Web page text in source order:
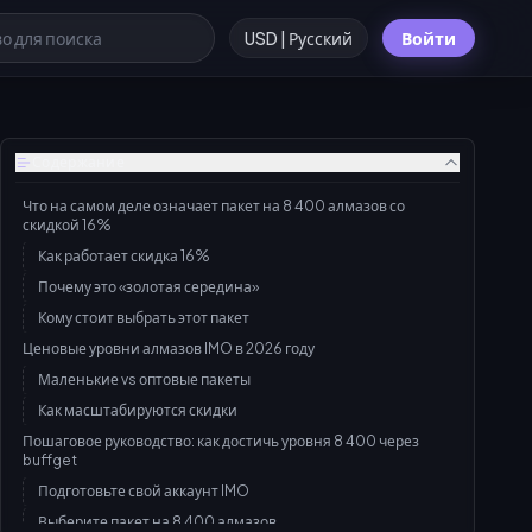
USD | Русский Войти
Что на самом деле означает пакет на 8 400 алмазов со
скидкой 16%
Как работает скидка 16%
Почему это «золотая середина»
Кому стоит выбрать этот пакет
Ценовые уровни алмазов IMO в 2026 году
Маленькие vs оптовые пакеты
Как масштабируются скидки
Пошаговое руководство: как достичь уровня 8 400 через
buffget
Подготовьте свой аккаунт IMO
Выберите пакет на 8 400 алмазов